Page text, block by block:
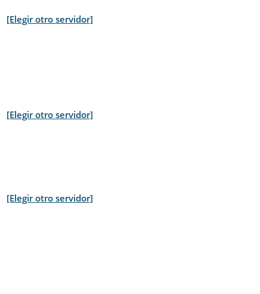
[Elegir otro servidor]
[Elegir otro servidor]
[Elegir otro servidor]